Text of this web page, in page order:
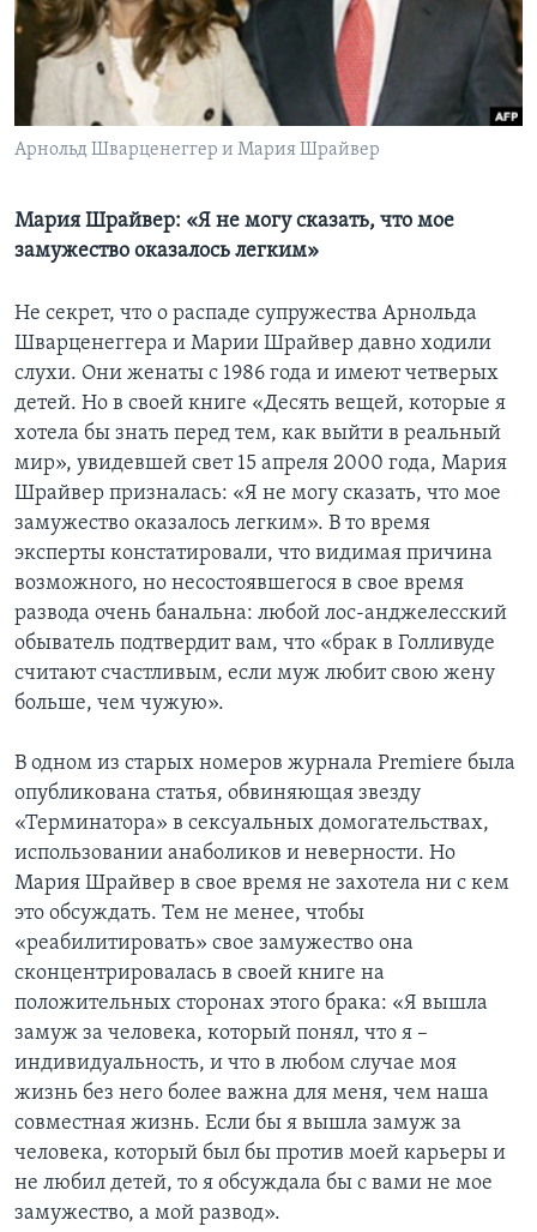
Learning English
СОЦИАЛЬНЫЕ СЕТИ
Языки
Арнольд Шварценеггер и Мария Шрайвер
Мария Шрайвер: «Я не могу сказать, что мое
замужество оказалось легким»
Не секрет, что о распаде супружества Арнольда
Шварценеггера и Марии Шрайвер давно ходили
слухи. Они женаты с 1986 года и имеют четверых
детей. Но в своей книге «Десять вещей, которые я
хотела бы знать перед тем, как выйти в реальный
мир», увидевшей свет 15 апреля 2000 года, Мария
Шрайвер призналась: «Я не могу сказать, что мое
замужество оказалось легким». В то время
эксперты констатировали, что видимая причина
возможного, но несостоявшегося в свое время
развода очень банальна: любой лос-анджелесский
обыватель подтвердит вам, что «брак в Голливуде
считают счастливым, если муж любит свою жену
больше, чем чужую».
В одном из старых номеров журнала Premiere была
опубликована статья, обвиняющая звезду
«Терминатора» в сексуальных домогательствах,
использовании анаболиков и неверности. Но
Мария Шрайвер в свое время не захотела ни с кем
это обсуждать. Тем не менее, чтобы
«реабилитировать» свое замужество она
сконцентрировалась в своей книге на
положительных сторонах этого брака: «Я вышла
замуж за человека, который понял, что я –
индивидуальность, и что в любом случае моя
жизнь без него более важна для меня, чем наша
совместная жизнь. Если бы я вышла замуж за
человека, который был бы против моей карьеры и
не любил детей, то я обсуждала бы с вами не мое
замужество, а мой развод».